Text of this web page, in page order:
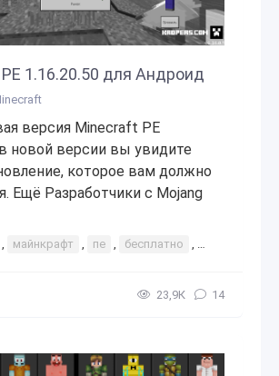
1.16.20.50 для Андроид
версия Minecraft PE
новой версии вы увидите
которое вам должно
Ещё Разработчики с Mojang
, майнкрафт , пе , бесплатно , на
23,9К 14